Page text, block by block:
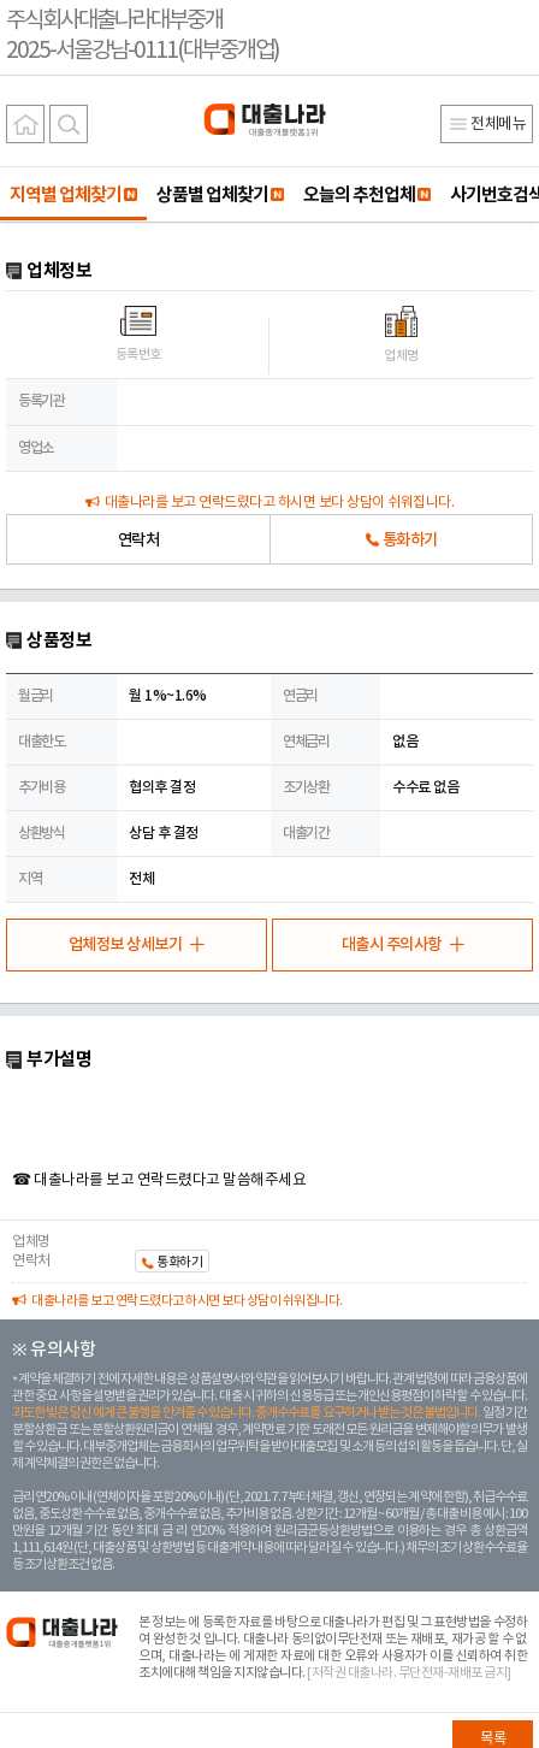
주식회사대출나라대부중개
2025-서울강남-0111(대부중개업)
전체메뉴
지역별 업체찾기 상품별 업체찾기 오늘의 추천업체 사기번호검
업체정보
등록번호 업체명
등록기관
영업소
대출나라를 보고 연락드렸다고 하시면 보다 상담이 쉬워집니다.
연락처 통화하기
상품정보
월금리 월 1%~1.6% 연금리
대출한도 연체금리 없음
추가비용 협의후 결정 조기상환 수수료 없음
상환방식 상담 후 결정 대출기간
지역 전체
업체정보 상세보기 대출시 주의사항
부가설명
☎ 대출나라를 보고 연락드렸다고 말씀해주세요
업체명
연락처
통화하기
대출나라를 보고 연락드렸다고 하시면 보다 상담이 쉬워집니다.
※ 유의사항
계약을 체결하기 전에 자세한 내용은 상품설명서와 약관을 읽어보시기 바랍니다. 관계 법령에 따라 금융상품에
관한 중요 사항을 설명받을 권리가 있습니다. 대 출 시 귀하의 신용등급 또는 개인신용평점이 하락할 수 있습니다.
과도한 빚은 당신 에게 큰 불행을 안겨줄 수 있습니다. 중개수수료를 요구하거나 받는 것은 불법입니다. 일정 기간
분할상환금 또는 분할상환원리금이 연체될 경우, 계약만료 기한 도래전 모든 원리금을 변제해야할 의무가 발생
할 수 있습니다. 대부중개업체는 금융회사의 업무위탁을 받아 대출모집 및 소개 등의 섭외 활동을 돕습니다. 단, 실
제 계약체결의 권한은 없습니다.
금리 연20% 이내 (연체이자율 포함 20% 이내) (단, 2021. 7. 7부터 체결, 갱신, 연장되는 계 약에 한함), 취급수수료
없음, 중도상환 수수료 없음, 중개수수료 없음, 추가비용 없음. 상환기간 : 12개월 ~ 60개월 / 총 대출 비용 예시 : 100
만원을 12개월 기간 동안 최대 금 리 연20% 적용하여 원리금균등상환방법으로 이용하는 경우 총 상환금액
1,111,614원 (단, 대출상품 및 상환방법 등 대출계약 내용에 따라 달라질 수 있습니다.) 채무의 조기 상환수수료율
등 조기상환조건 없음.
본 정보는에 등록한 자료를 바탕으로 대출나라가 편집 및 그 표현방법을 수정하
여 완성한 것 입니다. 대출나라 동의없이무단전재 또는 재배포, 재가공 할 수 없
으며, 대출나라는 에 게재한 자료에 대한 오류와 사용자가 이를 신뢰하여 취한
조치에대해 책임을 지지않습니다. [저작권 대출나라. 무단전재-재배포 금지]
목록